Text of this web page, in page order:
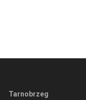
Tarnobrzeg